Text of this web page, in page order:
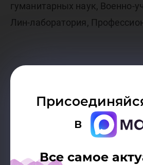
в
Все самое
гуманитарных наук, Военно-
Лин-лаборатория,